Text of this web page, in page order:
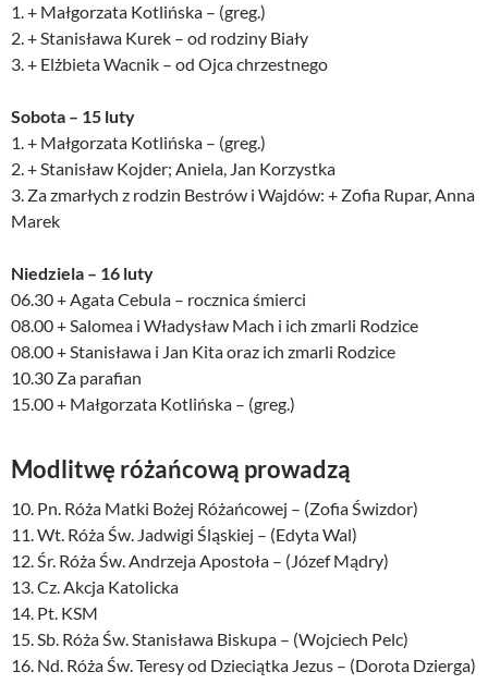
1. + Małgorzata Kotlińska – (greg.)
2. + Stanisława Kurek – od rodziny Biały
3. + Elżbieta Wacnik – od Ojca chrzestnego
Sobota – 15 luty
1. + Małgorzata Kotlińska – (greg.)
2. + Stanisław Kojder; Aniela, Jan Korzystka
3. Za zmarłych z rodzin Bestrów i Wajdów: + Zofia Rupar, Anna
Marek
Niedziela – 16 luty
06.30 + Agata Cebula – rocznica śmierci
08.00 + Salomea i Władysław Mach i ich zmarli Rodzice
08.00 + Stanisława i Jan Kita oraz ich zmarli Rodzice
10.30 Za parafian
15.00 + Małgorzata Kotlińska – (greg.)
Modlitwę różańcową prowadzą
10. Pn. Róża Matki Bożej Różańcowej – (Zofia Świzdor)
11. Wt. Róża Św. Jadwigi Śląskiej – (Edyta Wal)
12. Śr. Róża Św. Andrzeja Apostoła – (Józef Mądry)
13. Cz. Akcja Katolicka
14. Pt. KSM
15. Sb. Róża Św. Stanisława Biskupa – (Wojciech Pelc)
16. Nd. Róża Św. Teresy od Dzieciątka Jezus – (Dorota Dzierga)